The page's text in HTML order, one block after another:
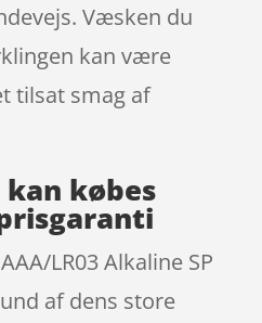
Væsken du
kan være
tilsat smag af
købes
LR03 Alkaline SP
af dens store